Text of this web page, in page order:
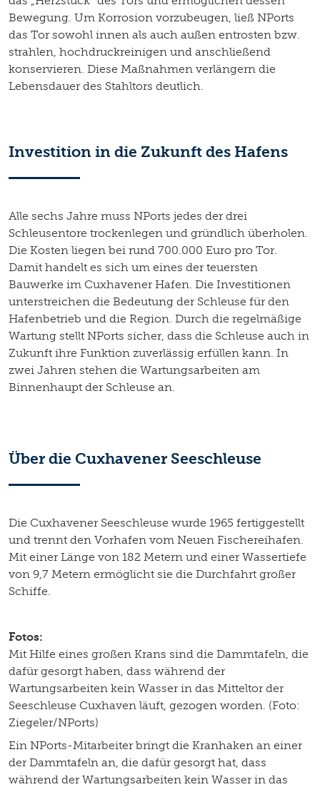
Bewegung. Um Korrosion vorzubeugen, ließ NPorts
das Tor sowohl innen als auch außen entrosten bzw.
strahlen, hochdruckreinigen und anschließend
konservieren. Diese Maßnahmen verlängern die
Lebensdauer des Stahltors deutlich.
Investition in die Zukunft des Hafens
Alle sechs Jahre muss NPorts jedes der drei
Schleusentore trockenlegen und gründlich überholen.
Die Kosten liegen bei rund 700.000 Euro pro Tor.
Damit handelt es sich um eines der teuersten
Bauwerke im Cuxhavener Hafen. Die Investitionen
unterstreichen die Bedeutung der Schleuse für den
Hafenbetrieb und die Region. Durch die regelmäßige
Wartung stellt NPorts sicher, dass die Schleuse auch in
Zukunft ihre Funktion zuverlässig erfüllen kann. In
zwei Jahren stehen die Wartungsarbeiten am
Binnenhaupt der Schleuse an.
Über die Cuxhavener Seeschleuse
Die Cuxhavener Seeschleuse wurde 1965 fertiggestellt
und trennt den Vorhafen vom Neuen Fischereihafen.
Mit einer Länge von 182 Metern und einer Wassertiefe
von 9,7 Metern ermöglicht sie die Durchfahrt großer
Schiffe.
Fotos:
Mit Hilfe eines großen Krans sind die Dammtafeln, die
dafür gesorgt haben, dass während der
Wartungsarbeiten kein Wasser in das Mitteltor der
Seeschleuse Cuxhaven läuft, gezogen worden. (Foto:
Ziegeler/NPorts)
Ein NPorts-Mitarbeiter bringt die Kranhaken an einer
der Dammtafeln an, die dafür gesorgt hat, dass
während der Wartungsarbeiten kein Wasser in das